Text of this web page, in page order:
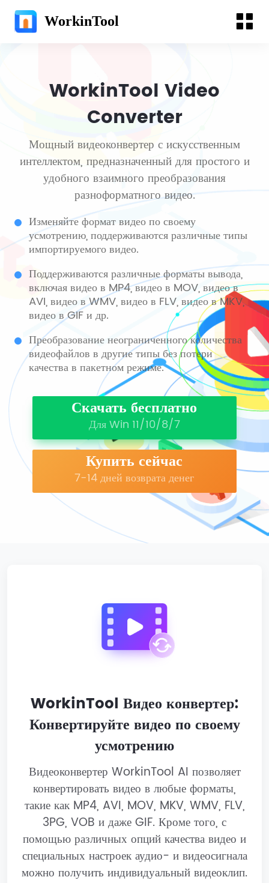
WorkinTool
WorkinTool Video
Converter
Мощный видеоконвертер с искусственным
интеллектом, предназначенный для простого и
удобного взаимного преобразования
разноформатного видео.
Изменяйте формат видео по своему
усмотрению, поддерживаются различные типы
импортируемого видео.
Поддерживаются различные форматы вывода,
включая видео в MP4, видео в MOV, видео в
AVI, видео в WMV, видео в FLV, видео в MKV,
видео в GIF и др.
Преобразование неограниченного количества
видеофайлов в другие типы без потери
качества в пакетном режиме.
Скачать бесплатно
Для Win 11/10/8/7
Купить сейчас
7-14 дней возврата денег
WorkinTool Видео конвертер:
Конвертируйте видео по своему
усмотрению
Видеоконвертер WorkinTool AI позволяет
конвертировать видео в любые форматы,
такие как MP4, AVI, MOV, MKV, WMV, FLV,
3PG, VOB и даже GIF. Кроме того, с
помощью различных опций качества видео и
специальных настроек аудио- и видеосигнала
можно получить индивидуальный видеоклип.